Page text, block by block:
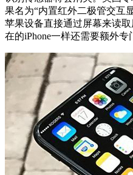
果名为“内置红外二极管交互
苹果设备直接通过屏幕来读
在的iPhone一样还需要额外专